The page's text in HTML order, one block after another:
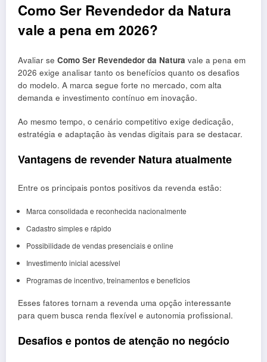
Como Ser Revendedor da Natura
vale a pena em 2026?
Avaliar se Como Ser Revendedor da Natura vale a pena em
2026 exige analisar tanto os benefícios quanto os desafios
do modelo. A marca segue forte no mercado, com alta
demanda e investimento contínuo em inovação.
Ao mesmo tempo, o cenário competitivo exige dedicação,
estratégia e adaptação às vendas digitais para se destacar.
Vantagens de revender Natura atualmente
Entre os principais pontos positivos da revenda estão:
Marca consolidada e reconhecida nacionalmente
Cadastro simples e rápido
Possibilidade de vendas presenciais e online
Investimento inicial acessível
Programas de incentivo, treinamentos e benefícios
Esses fatores tornam a revenda uma opção interessante
para quem busca renda flexível e autonomia profissional.
Desafios e pontos de atenção no negócio